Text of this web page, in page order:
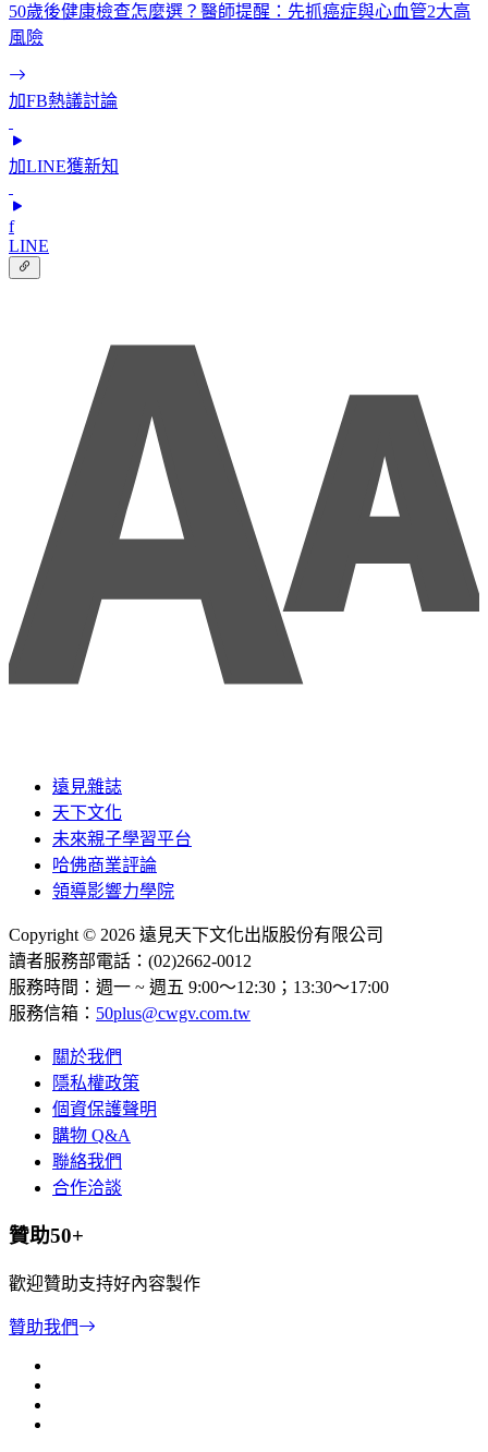
50歲後健康檢查怎麼選？醫師提醒：先抓癌症與心血管2大高
風險
加FB熱議討論
加LINE獲新知
f
LINE
遠見雜誌
天下文化
未來親子學習平台
哈佛商業評論
領導影響力學院
Copyright © 2026 遠見天下文化出版股份有限公司
讀者服務部電話：(02)2662-0012
服務時間：週一 ~ 週五 9:00～12:30；13:30～17:00
服務信箱： 50plus@cwgv.com.tw
關於我們
隱私權政策
個資保護聲明
購物 Q&A
聯絡我們
合作洽談
贊助50+
歡迎贊助支持好內容製作
贊助我們